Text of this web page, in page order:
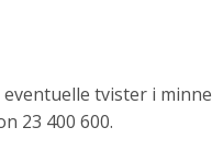
tvister i
23 400 600.